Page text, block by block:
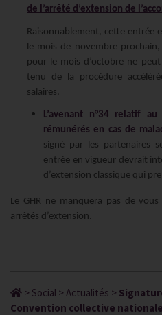
de l’arrêté d’extension de
Raisonnablement, cette entrée
le mois de novembre
pour le mois d’octobre ne
tenu de la procédure
salaires.
L’avenant n°34 relatif
rémunérés en cas de
signé par les partenaires
entrée en vigueur devrait
d’extension classique qui
Le GHR ne manquera pas de
arrêtés d’extension.
> Social > Actualités >
Convention collective